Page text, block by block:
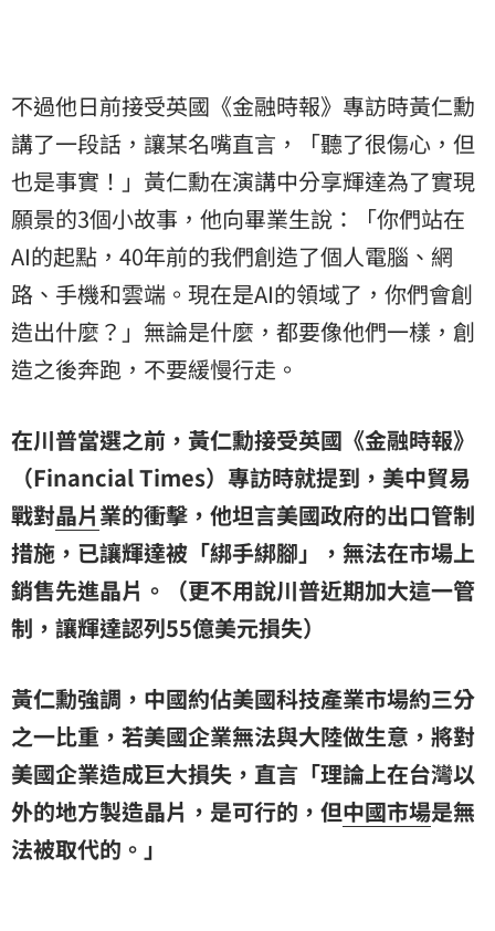
不過他日前接受英國《金融時報》專訪時黃仁勳
講了一段話，讓某名嘴直言，「聽了很傷心，但
也是事實！」黃仁勳在演講中分享輝達為了實現
願景的3個小故事，他向畢業生說：「你們站在
AI的起點，40年前的我們創造了個人電腦、網
路、手機和雲端。現在是AI的領域了，你們會創
造出什麼？」無論是什麼，都要像他們一樣，創
造之後奔跑，不要緩慢行走。
在川普當選之前，黃仁勳接受英國《金融時報》
（Financial Times）專訪時就提到，美中貿易
戰對晶片業的衝擊，他坦言美國政府的出口管制
措施，已讓輝達被「綁手綁腳」，無法在市場上
銷售先進晶片。（更不用說川普近期加大這一管
制，讓輝達認列55億美元損失）
黃仁勳強調，中國約佔美國科技產業市場約三分
之一比重，若美國企業無法與大陸做生意，將對
美國企業造成巨大損失，直言「理論上在台灣以
外的地方製造晶片，是可行的，但中國市場是無
法被取代的。」